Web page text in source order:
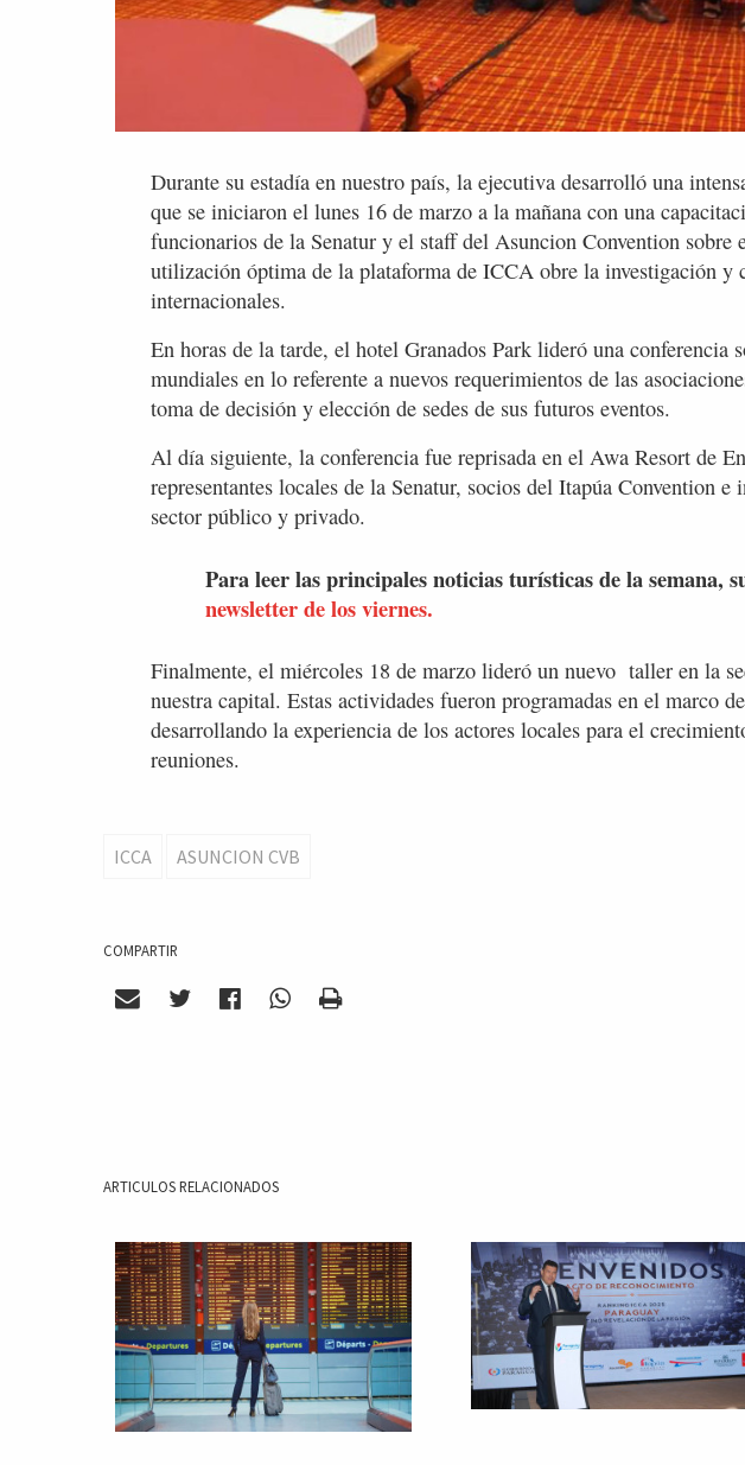
Durante su estadía en nuestro país, la ejecutiva desarrolló una
que se iniciaron el lunes 16 de marzo a la mañana con una
funcionarios de la Senatur y el staff del Asuncion Convention sobre
utilización óptima de la plataforma de ICCA obre la investigación y
internacionales.
En horas de la tarde, el hotel Granados Park lideró una conferencia
mundiales en lo referente a nuevos requerimientos de las
toma de decisión y elección de sedes de sus futuros eventos.
Al día siguiente, la conferencia fue reprisada en el Awa Resort de
representantes locales de la Senatur, socios del Itapúa Convention e
sector público y privado.
Para leer las principales noticias turísticas de la semana,
newsletter de los viernes.
Finalmente, el miércoles 18 de marzo lideró un nuevo taller en la
nuestra capital. Estas actividades fueron programadas en el marco
desarrollando la experiencia de los actores locales para el
reuniones.
ICCA ASUNCION CVB
COMPARTIR
ARTICULOS RELACIONADOS